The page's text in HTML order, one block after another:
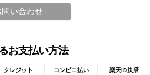
お支払い方法
クレジット コンビニ払い 楽天ID決済